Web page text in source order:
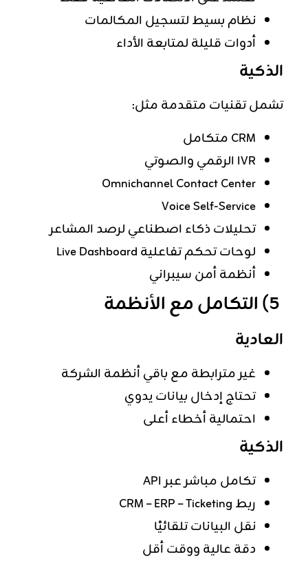
نظام بسيط لتسجيل المكالمات
أدوات قليلة لمتابعة الأداء
الذكية
تشمل تقنيات متقدمة مثل:
CRM متكامل
IVR الرقمي والصوتي
Omnichannel Contact Center
Voice Self-Service
تحليلات ذكاء اصطناعي لرصد المشاعر
لوحات تحكم تفاعلية Live Dashboard
أنظمة أمن سيبراني
العادية
غير مترابطة مع باقي أنظمة الشركة
تحتاج إدخال بيانات يدوي
احتمالية أخطاء أعلى
الذكية
تكامل مباشر عبر API
ربط CRM – ERP – Ticketing
نقل البيانات تلقائيًا
دقة عالية ووقت أقل